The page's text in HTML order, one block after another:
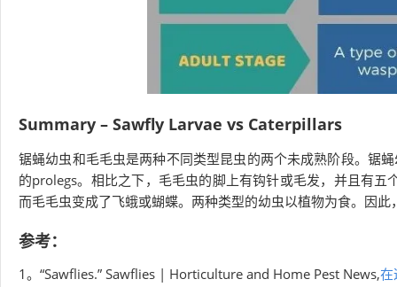
Summary – Sawfly Larvae vs Caterpillars
锯蝇幼虫和毛毛虫是两种不同类型昆虫的两个未成熟阶段。锯
的prolegs。相比之下，毛毛虫的脚上有钩针或毛发，并且有
而毛毛虫变成了飞蛾或蝴蝶。两种类型的幼虫以植物为食。因
参考：
1。“Sawflies.” Sawflies | Horticulture and Home Pest News,在